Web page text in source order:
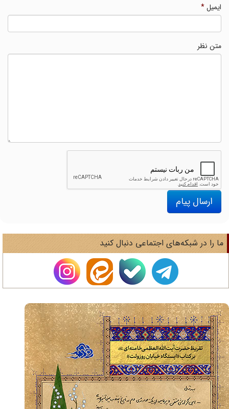
ایمیل*
متن نظر
ارسال پیام
را در شبکه‌های اجتماعی دنبال کنید